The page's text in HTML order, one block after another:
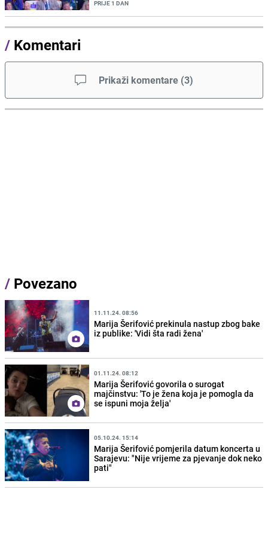
PRIJE 1 DAN
/ Komentari
Prikaži komentare (3)
/ Povezano
11.11.24. 08:56
Marija Šerifović prekinula nastup zbog bake
iz publike: 'Vidi šta radi žena'
01.11.24. 08:12
Marija Šerifović govorila o surogat
majčinstvu: 'To je žena koja je pomogla da
se ispuni moja želja'
05.10.24. 15:14
Marija Šerifović pomjerila datum koncerta u
Sarajevu: "Nije vrijeme za pjevanje dok neko
pati"